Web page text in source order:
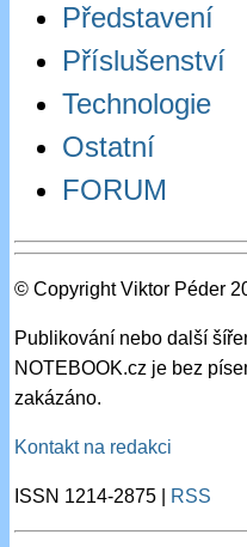
Představení
Příslušenství
Technologie
Ostatní
FORUM
© Copyright Viktor Péder
Publikování nebo další
NOTEBOOK.cz je bez
zakázáno.
Kontakt na redakci
ISSN 1214-2875 | RSS